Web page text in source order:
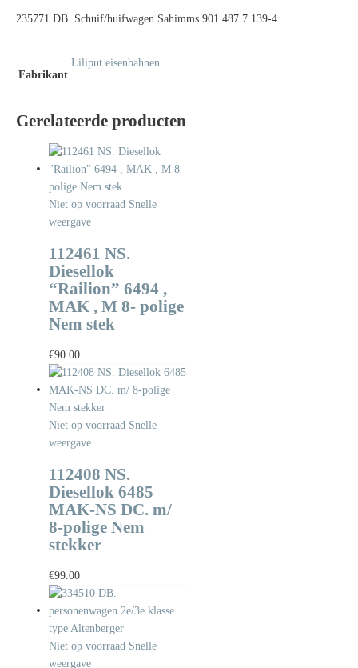
235771 DB. Schuif/huifwagen Sahimms 901 487 7 139-4
Fabrikant
Liliput eisenbahnen
Gerelateerde producten
Niet op voorraad Snelle
weergave
112461 NS.
Diesellok
“Railion” 6494 ,
MAK , M 8- polige
Nem stek
€90.00
Niet op voorraad Snelle
weergave
112408 NS.
Diesellok 6485
MAK-NS DC. m/
8-polige Nem
stekker
€99.00
Niet op voorraad Snelle
weergave